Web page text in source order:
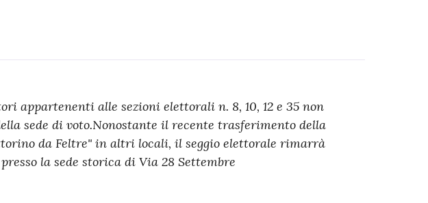
appartenenti alle sezioni elettorali n. 8, 10, 12 e 35 non
sede di voto.Nonostante il recente trasferimento della
da Feltre" in altri locali, il seggio elettorale rimarrà
la sede storica di Via 28 Settembre